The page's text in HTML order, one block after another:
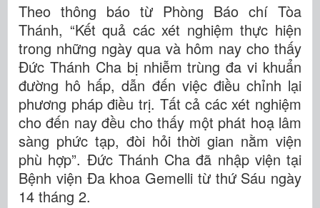
Theo thông báo từ Phòng Báo chí Tòa
Thánh, “Kết quả các xét nghiệm thực hiện
trong những ngày qua và hôm nay cho thấy
Đức Thánh Cha bị nhiễm trùng đa vi khuẩn
đường hô hấp, dẫn đến việc điều chỉnh lại
phương pháp điều trị. Tất cả các xét nghiệm
cho đến nay đều cho thấy một phát hoạ lâm
sàng phức tạp, đòi hỏi thời gian nằm viện
phù hợp”. Đức Thánh Cha đã nhập viện tại
Bệnh viện Đa khoa Gemelli từ thứ Sáu ngày
14 tháng 2.